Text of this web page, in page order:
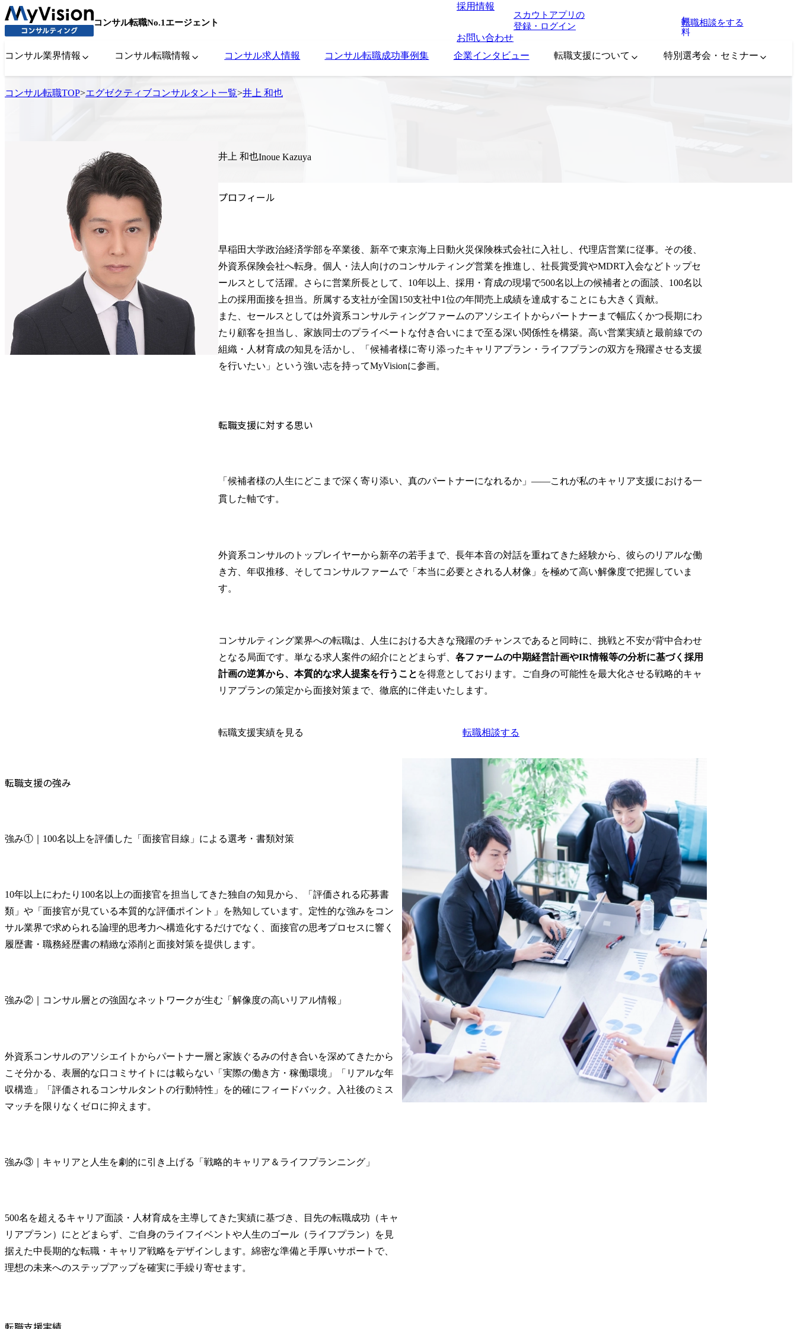
コンサル転職No.1エージェント
採用情報
お問い合わせ
スカウトアプリの
登録・ログイン
無
料
転職相談をする
コンサル業界情報 コンサル転職情報 コンサル求人情報 コンサル転職成功事例集 企業インタビュー 転職支援について 特別選考会・セミナー
コンサル転職TOP>エグゼクティブコンサルタント一覧>井上 和也
井上 和也Inoue Kazuya
プロフィール
早稲田大学政治経済学部を卒業後、新卒で東京海上日動火災保険株式会社に入社し、代理店営業に従事。その後、
外資系保険会社へ転身。個人・法人向けのコンサルティング営業を推進し、社長賞受賞やMDRT入会などトップセ
ールスとして活躍。さらに営業所長として、10年以上、採用・育成の現場で500名以上の候補者との面談、100名以
上の採用面接を担当。所属する支社が全国150支社中1位の年間売上成績を達成することにも大きく貢献。
また、セールスとしては外資系コンサルティングファームのアソシエイトからパートナーまで幅広くかつ長期にわ
たり顧客を担当し、家族同士のプライベートな付き合いにまで至る深い関係性を構築。高い営業実績と最前線での
組織・人材育成の知見を活かし、「候補者様に寄り添ったキャリアプラン・ライフプランの双方を飛躍させる支援
を行いたい」という強い志を持ってMyVisionに参画。
転職支援に対する思い
「候補者様の人生にどこまで深く寄り添い、真のパートナーになれるか」——これが私のキャリア支援における一
貫した軸です。
外資系コンサルのトップレイヤーから新卒の若手まで、長年本音の対話を重ねてきた経験から、彼らのリアルな働
き方、年収推移、そしてコンサルファームで「本当に必要とされる人材像」を極めて高い解像度で把握していま
す。
コンサルティング業界への転職は、人生における大きな飛躍のチャンスであると同時に、挑戦と不安が背中合わせ
となる局面です。単なる求人案件の紹介にとどまらず、 各ファームの中期経営計画やIR情報等の分析に基づく採用
計画の逆算から、本質的な求人提案を行うこと を得意としております。ご自身の可能性を最大化させる戦略的キャ
リアプランの策定から面接対策まで、徹底的に伴走いたします。
転職支援実績を見る 転職相談する
転職支援の強み
強み①｜100名以上を評価した「面接官目線」による選考・書類対策
10年以上にわたり100名以上の面接官を担当してきた独自の知見から、「評価される応募書
類」や「面接官が見ている本質的な評価ポイント」を熟知しています。定性的な強みをコン
サル業界で求められる論理的思考力へ構造化するだけでなく、面接官の思考プロセスに響く
履歴書・職務経歴書の精緻な添削と面接対策を提供します。
強み②｜コンサル層との強固なネットワークが生む「解像度の高いリアル情報」
外資系コンサルのアソシエイトからパートナー層と家族ぐるみの付き合いを深めてきたから
こそ分かる、表層的な口コミサイトには載らない「実際の働き方・稼働環境」「リアルな年
収構造」「評価されるコンサルタントの行動特性」を的確にフィードバック。入社後のミス
マッチを限りなくゼロに抑えます。
強み③｜キャリアと人生を劇的に引き上げる「戦略的キャリア＆ライフプランニング」
500名を超えるキャリア面談・人材育成を主導してきた実績に基づき、目先の転職成功（キャ
リアプラン）にとどまらず、ご自身のライフイベントや人生のゴール（ライフプラン）を見
据えた中長期的な転職・キャリア戦略をデザインします。綿密な準備と手厚いサポートで、
理想の未来へのステップアップを確実に手繰り寄せます。